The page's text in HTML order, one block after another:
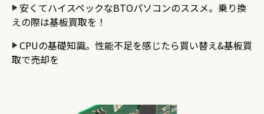
安くてハイスペックなBTOパソコンのススメ。乗り換
えの際は基板買取を！
CPUの基礎知識。性能不足を感じたら買い替え&基板買
取で売却を